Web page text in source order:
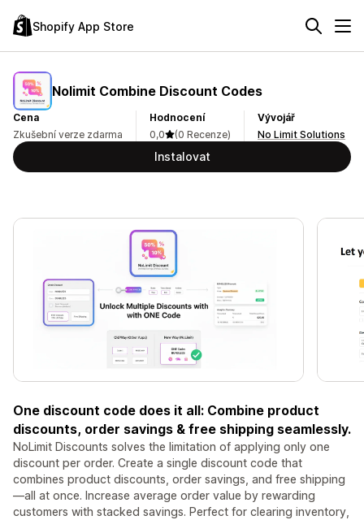
Shopify App Store
Nolimit Combine Discount Codes
Cena
Zkušební verze zdarma
Hodnocení
0,0
(0 Recenze)
Vývojář
No Limit Solutions
Instalovat
One discount code does it all: Combine product
discounts, order savings & free shipping seamlessly.
NoLimit Discounts solves the limitation of applying only one
discount per order. Create a single discount code that
combines product discounts, order savings, and free shipping
—all at once. Increase average order value by rewarding
customers with stacked savings. Perfect for clearing inventory,